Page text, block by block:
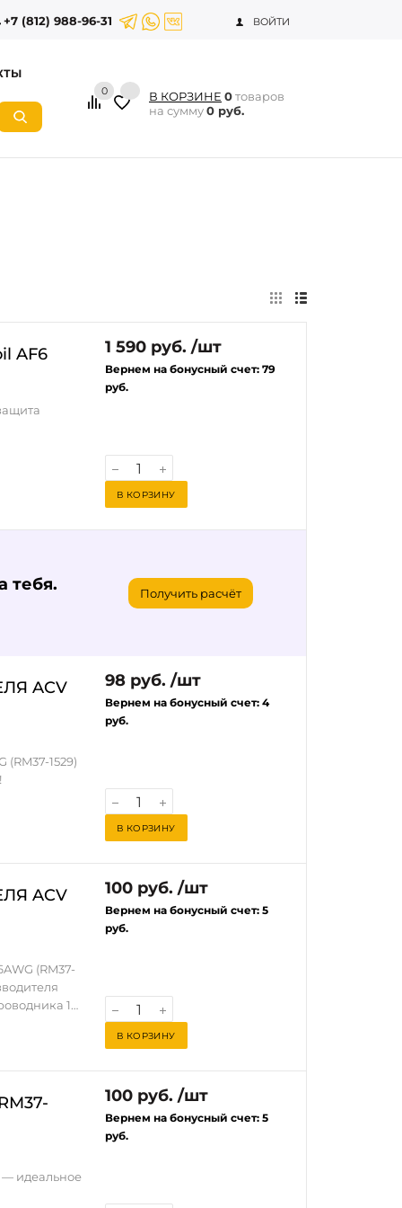
+7 (812) 988-96-31 ВОЙТИ
0 В КОРЗИНЕ 0товаров
на сумму0 руб.
AF6
10А и 5А в
цепей
авто.
1 590 руб. /шт
Вернем на бонусный счет: 79
руб.
В КОРЗИНУ
тебя.
Получить расчёт
ACV
(RM37-1529)
в вашем
ATC |
98 руб. /шт
Вернем на бонусный счет: 4
руб.
В КОРЗИНУ
ACV
(RM37-
16
100 руб. /шт
Вернем на бонусный счет: 5
руб.
В КОРЗИНУ
— идеальное
100 руб. /шт
Вернем на бонусный счет: 5
руб.